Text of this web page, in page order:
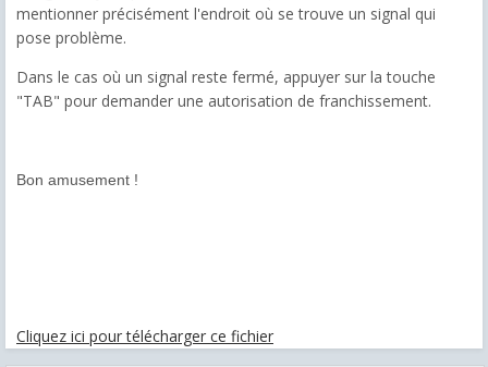
mentionner précisément l'endroit où se trouve un signal qui
pose problème.
Dans le cas où un signal reste fermé, appuyer sur la touche
"TAB" pour demander une autorisation de franchissement.
Bon amusement !
Cliquez ici pour télécharger ce fichier